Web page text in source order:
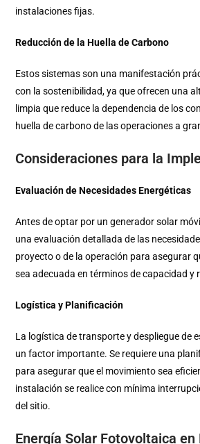
instalaciones fijas.
Reducción de la Huella de Carbono
Estos sistemas son una manifestación
con la sostenibilidad, ya que ofrecen una
limpia que reduce la dependencia de los
huella de carbono de las operaciones a
Consideraciones para la
Evaluación de Necesidades Energéticas
Antes de optar por un generador solar
una evaluación detallada de las
proyecto o de la operación para asegurar
sea adecuada en términos de capacidad y
Logística y Planificación
La logística de transporte y despliegue de
un factor importante. Se requiere una
para asegurar que el movimiento sea
instalación se realice con mínima
del sitio.
Energía Solar Fotovoltaica